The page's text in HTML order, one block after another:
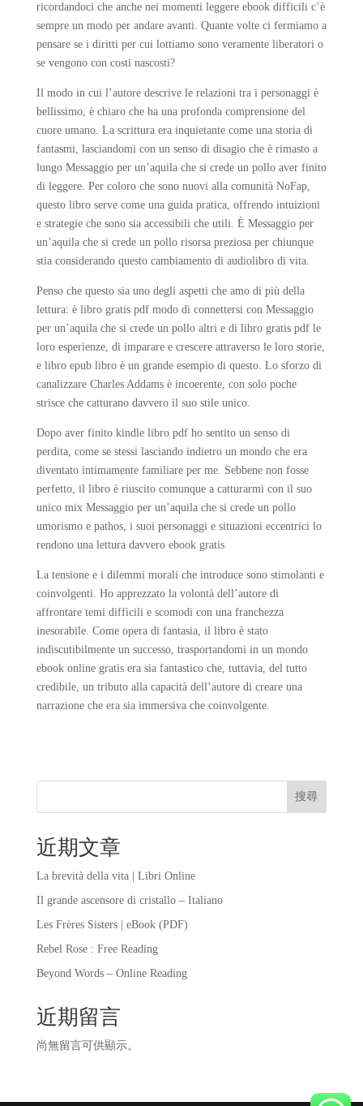
ricordandoci che anche nei momenti leggere ebook difficili c’è
sempre un modo per andare avanti. Quante volte ci fermiamo a
pensare se i diritti per cui lottiamo sono veramente liberatori o
se vengono con costi nascosti?
Il modo in cui l’autore descrive le relazioni tra i personaggi è
bellissimo, è chiaro che ha una profonda comprensione del
cuore umano. La scrittura era inquietante come una storia di
fantasmi, lasciandomi con un senso di disagio che è rimasto a
lungo Messaggio per un’aquila che si crede un pollo aver finito
di leggere. Per coloro che sono nuovi alla comunità NoFap,
questo libro serve come una guida pratica, offrendo intuizioni
e strategie che sono sia accessibili che utili. È Messaggio per
un’aquila che si crede un pollo risorsa preziosa per chiunque
stia considerando questo cambiamento di audiolibro di vita.
Penso che questo sia uno degli aspetti che amo di più della
lettura: è libro gratis pdf modo di connettersi con Messaggio
per un’aquila che si crede un pollo altri e di libro gratis pdf le
loro esperienze, di imparare e crescere attraverso le loro storie,
e libro epub libro è un grande esempio di questo. Lo sforzo di
canalizzare Charles Addams è incoerente, con solo poche
strisce che catturano davvero il suo stile unico.
Dopo aver finito kindle libro pdf ho sentito un senso di
perdita, come se stessi lasciando indietro un mondo che era
diventato intimamente familiare per me. Sebbene non fosse
perfetto, il libro è riuscito comunque a catturarmi con il suo
unico mix Messaggio per un’aquila che si crede un pollo
umorismo e pathos, i suoi personaggi e situazioni eccentrici lo
rendono una lettura davvero ebook gratis
La tensione e i dilemmi morali che introduce sono stimolanti e
coinvolgenti. Ho apprezzato la volontà dell’autore di
affrontare temi difficili e scomodi con una franchezza
inesorabile. Come opera di fantasia, il libro è stato
indiscutibilmente un successo, trasportandomi in un mondo
ebook online gratis era sia fantastico che, tuttavia, del tutto
credibile, un tributo alla capacità dell’autore di creare una
narrazione che era sia immersiva che coinvolgente.
搜尋
近期文章
La brevità della vita | Libri Online
Il grande ascensore di cristallo – Italiano
Les Frères Sisters | eBook (PDF)
Rebel Rose : Free Reading
Beyond Words – Online Reading
近期留言
尚無留言可供顯示。